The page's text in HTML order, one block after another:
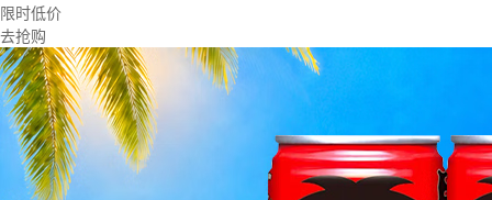
限时低价
去抢购